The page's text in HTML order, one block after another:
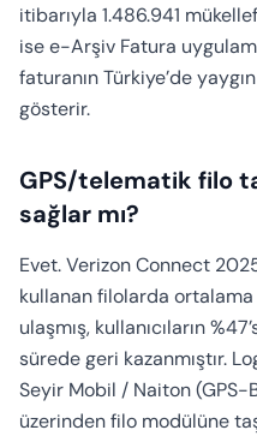
itibarıyla 1.486.941
ise e-Arşiv Fatura
faturanın Türkiye’de
gösterir.
GPS/telematik filo
sağlar mı?
Evet. Verizon Connect
kullanan filolarda ortalama
ulaşmış, kullanıcıların
sürede geri kazanmıştır.
Seyir Mobil / Naiton (GPS-
üzerinden filo modülüne